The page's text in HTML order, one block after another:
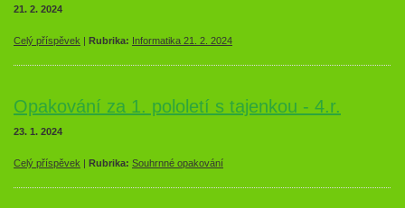
21. 2. 2024
Celý příspěvek | Rubrika: Informatika 21. 2. 2024
Opakování za 1. pololetí s tajenkou - 4.r.
23. 1. 2024
Celý příspěvek | Rubrika: Souhrnné opakování